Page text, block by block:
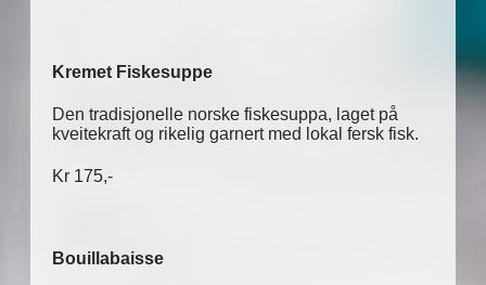
Kremet Fiskesuppe
Den tradisjonelle norske fiskesuppa, laget på
kveitekraft og rikelig garnert med lokal fersk fisk.
Kr 175,-
Bouillabaisse